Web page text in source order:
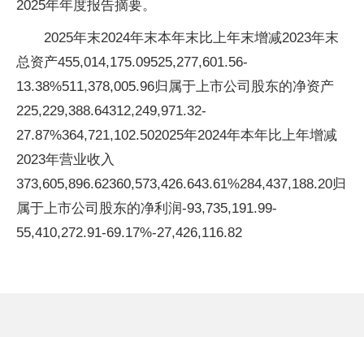
2025年年度报告摘要。
2025年末2024年末本年末比上年末增减2023年末
总资产455,014,175.09525,277,601.56-
13.38%511,378,005.96归属于上市公司股东的净资产
225,229,388.64312,249,971.32-
27.87%364,721,102.502025年2024年本年比上年增减
2023年营业收入
373,605,896.62360,573,426.643.61%284,437,188.20归
属于上市公司股东的净利润-93,735,191.99-
55,410,272.91-69.17%-27,426,116.82